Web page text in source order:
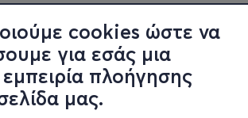
cookies ώστε να
για εσάς μια
πλοήγησης
μας.